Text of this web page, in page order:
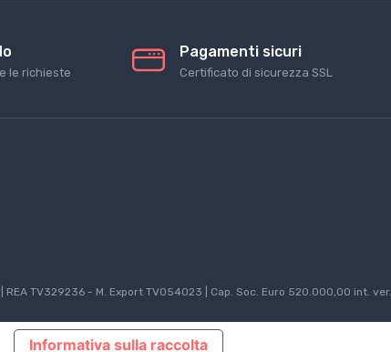
le richieste
Pagamenti sicuri
Certificato di sicurezza SSL
TV329236 - M. Export TV054023 | Cap. Soc. Euro 520.000,00 int. ver.
Informativa sulla raccolta